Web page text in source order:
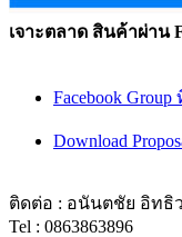
เจาะตลาด สินค้าผ่าน
Facebook
Download
ติดต่อ : อนันตชัย อิทธิ
Tel : 0863863896